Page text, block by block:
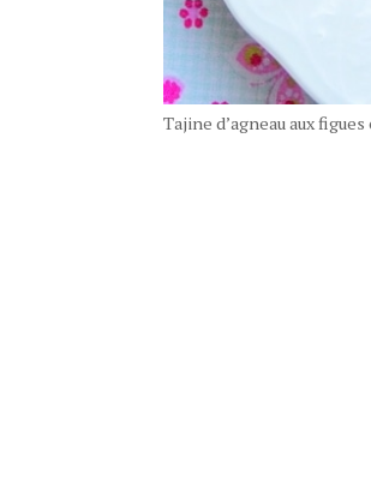
Tajine d’agneau aux